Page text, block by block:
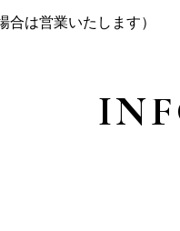
は営業いたします）